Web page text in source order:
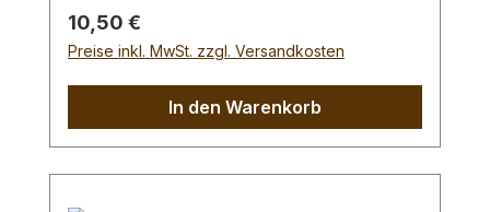
benutzen Sie zum Schlagen unbedingt
einen geeigneten Hammer (keinen
Stahlhammer) und eine geeignete
eine Beschädigung des Werkzeugs
auszuschliessen, siehe Zubehör.
Regulärer Preis:
10,50 €
Preise inkl. MwSt. zzgl. Versandkosten
In den Warenkorb